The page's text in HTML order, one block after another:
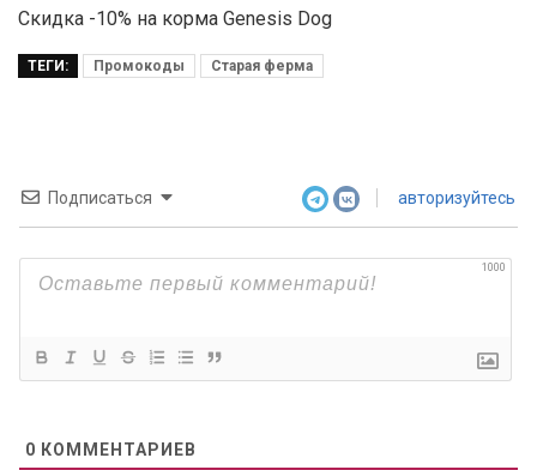
Скидка -10% на корма Genesis Dog
ТЕГИ: Промокоды Старая ферма
Подписаться авторизуйтесь
1000
0 КОММЕНТАРИЕВ